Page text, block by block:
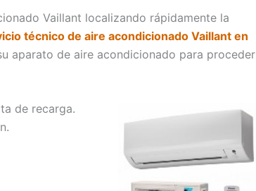
Vaillant localizando rápidamente la
técnico de aire acondicionado Vaillant en
aparato de aire acondicionado para proceder
de recarga.